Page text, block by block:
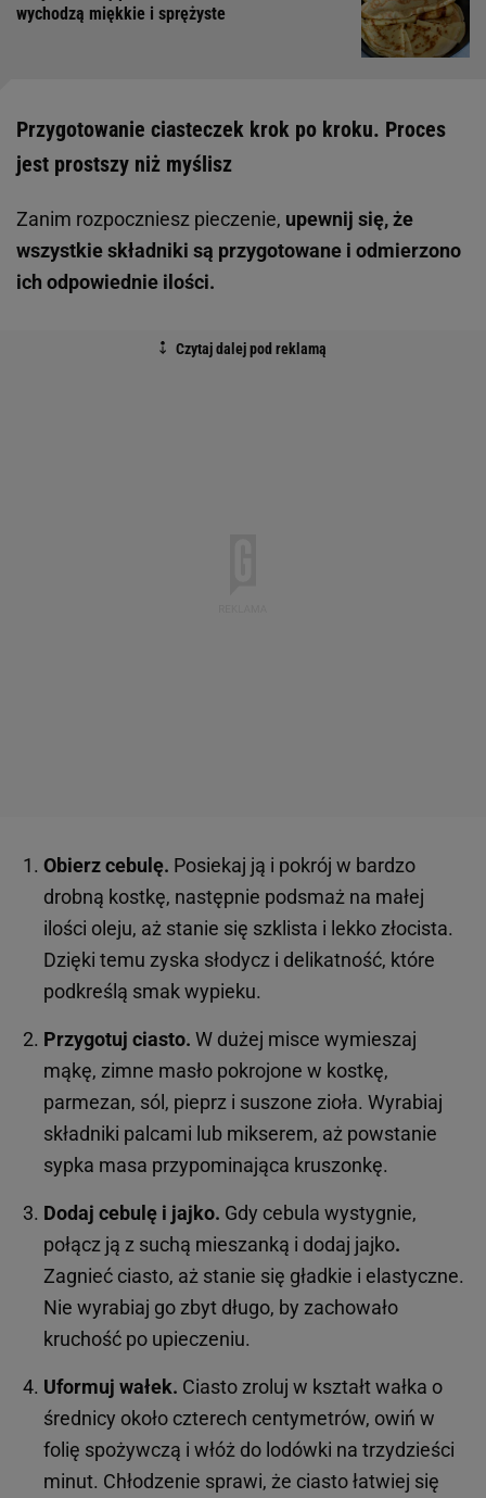
wychodzą miękkie i sprężyste
Przygotowanie ciasteczek krok po kroku. Proces
jest prostszy niż myślisz
Zanim rozpoczniesz pieczenie, upewnij się, że
wszystkie składniki są przygotowane i odmierzono
ich odpowiednie ilości.
Obierz cebulę. Posiekaj ją i pokrój w bardzo
drobną kostkę, następnie podsmaż na małej
ilości oleju, aż stanie się szklista i lekko złocista.
Dzięki temu zyska słodycz i delikatność, które
podkreślą smak wypieku.
Przygotuj ciasto. W dużej misce wymieszaj
mąkę, zimne masło pokrojone w kostkę,
parmezan, sól, pieprz i suszone zioła. Wyrabiaj
składniki palcami lub mikserem, aż powstanie
sypka masa przypominająca kruszonkę.
Dodaj cebulę i jajko. Gdy cebula wystygnie,
połącz ją z suchą mieszanką i dodaj jajko.
Zagnieć ciasto, aż stanie się gładkie i elastyczne.
Nie wyrabiaj go zbyt długo, by zachowało
kruchość po upieczeniu.
Uformuj wałek. Ciasto zroluj w kształt wałka o
średnicy około czterech centymetrów, owiń w
folię spożywczą i włóż do lodówki na trzydzieści
minut. Chłodzenie sprawi, że ciasto łatwiej się